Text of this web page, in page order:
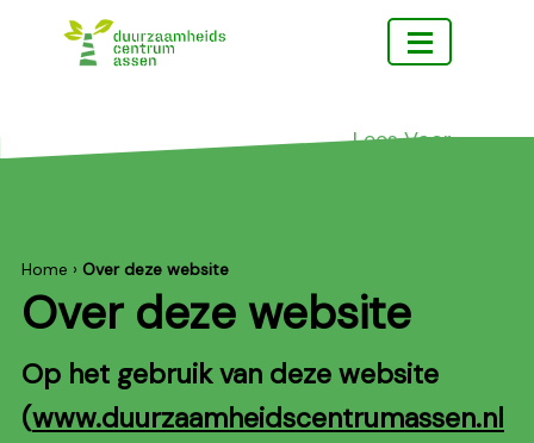
en
beleven
Lees Voor
Home › Over deze website
Over deze website
Op het gebruik van deze website
(www.duurzaamheidscentrumassen.nl